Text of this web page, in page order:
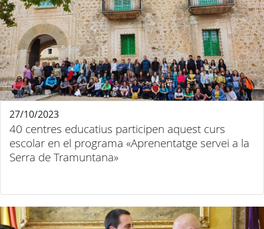
40 centres educatius participen aquest curs
escolar en el programa «Aprenentatge servei a la
Serra de Tramuntana»
27/10/2023